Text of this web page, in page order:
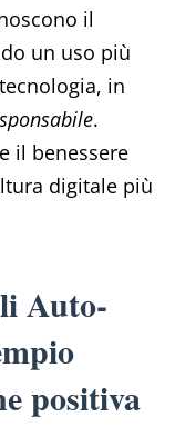
il
un uso più
in
.
il benessere
digitale più
Auto-
positiva